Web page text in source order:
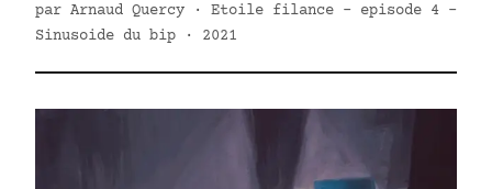
par Arnaud Quercy · Etoile filance - episode 4 -
Sinusoide du bip · 2021